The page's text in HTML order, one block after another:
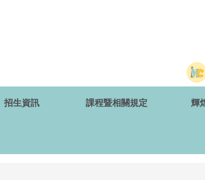
招生資訊 課程暨相關規定 輝